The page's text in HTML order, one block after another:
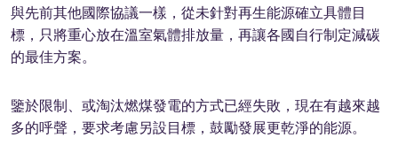
與先前其他國際協議一樣，從未針對再生能源確立具體目
標，只將重心放在溫室氣體排放量，再讓各國自行制定減碳
的最佳方案。
鑒於限制、或淘汰燃煤發電的方式已經失敗，現在有越來越
多的呼聲，要求考慮另設目標，鼓勵發展更乾淨的能源。